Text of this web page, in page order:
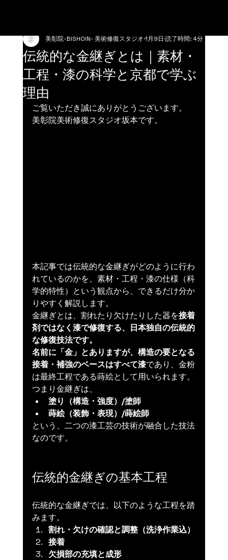
伝統的な金継ぎとは｜素材・
工程・漆の科学と京都で学ぶ
理由
美彰院-BISHOIN- 美術修復スタジオ 1月9日 読了時間: 4分
ご覧いただき誠にありがとうございます。
美彰院美術修復スタジオ坂本です。
本記事では伝統的な金継ぎがどのように行わ
れているのかを、素材・工程・漆の仕様（科
学的特性）という観点から、できるだけ分か
りやすく解説します。
金継ぎとは、割れたり欠けたりした器を接着
剤ではなく漆で修復する、日本独自の伝統的
な修復技法です。
名前に「金」とありますが、構造の要となる
接着・補強のベースはすべて漆であり、金粉
は最終工程である蒔絵として用いられます。
つまり金継ぎは、
塗り（構造・強度）/塗師
蒔絵（装飾・表現）/蒔絵師
という、二つの漆工芸の技術が融合した技法
なのです。
伝統的金継ぎの基本工程
伝統的な金継ぎでは、以下のような工程を踏
みます。
割れ・欠けの確認と調整（洗浄作業込）
接着
欠損部の充填と成形